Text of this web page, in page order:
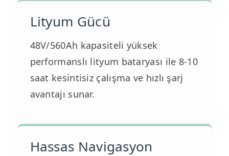
Lityum Gücü
48V/560Ah kapasiteli yüksek
performanslı lityum bataryası ile 8-10
saat kesintisiz çalışma ve hızlı şarj
avantajı sunar.
Hassas Navigasyon